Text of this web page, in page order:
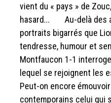
vient du « pays » de
hasard... Au-delà des
portraits bigarrés que
tendresse, humour et
Montfaucon 1-1
lequel se rejoignent les
Peut-on encore
contemporains celui qui